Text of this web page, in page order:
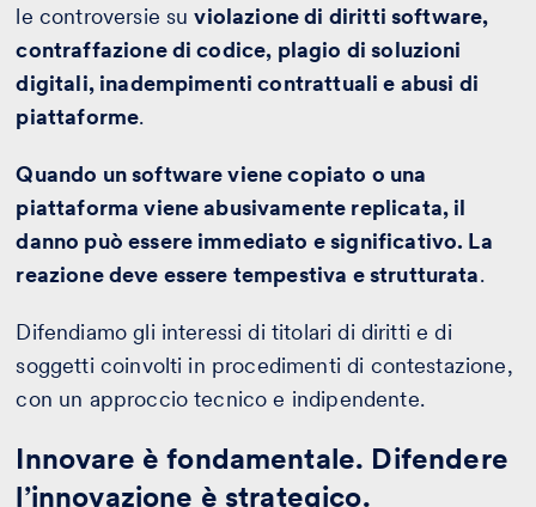
le controversie suviolazione di diritti software,
contraffazione di codice, plagio di soluzioni
digitali, inadempimenti contrattuali e abusi di
piattaforme.
Quando un software viene copiato o una
piattaforma viene abusivamente replicata, il
danno può essere immediato e significativo. La
reazione deve essere tempestiva e strutturata.
Difendiamo gli interessi di titolari di diritti e di
soggetti coinvolti in procedimenti di contestazione,
con un approccio tecnico e indipendente.
Innovare è fondamentale. Difendere
l’innovazione è strategico.